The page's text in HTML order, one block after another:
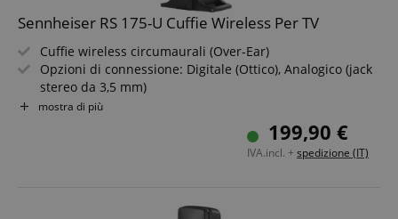
Sennheiser RS 175-U Cuffie Wireless Per TV
Cuffie wireless circumaurali (Over-Ear)
Opzioni di connessione: Digitale (Ottico), Analogico (jack
stereo da 3,5 mm)
Portata: 100 m
Risposta in frequenza: 17 Hz - 22.000 Hz
mostra di più
199,90 €
IVA.incl. + spedizione (IT)